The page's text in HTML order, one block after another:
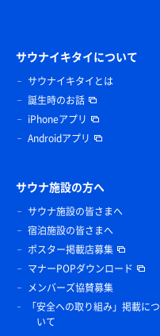
サウナイキタイについて
サウナイキタイとは
誕生時のお話
iPhoneアプリ
Androidアプリ
サウナ施設の方へ
サウナ施設の皆さまへ
宿泊施設の皆さまへ
ポスター掲載店募集
マナーPOPダウンロード
メンバーズ協賛募集
「安全への取り組み」掲載につ
いて